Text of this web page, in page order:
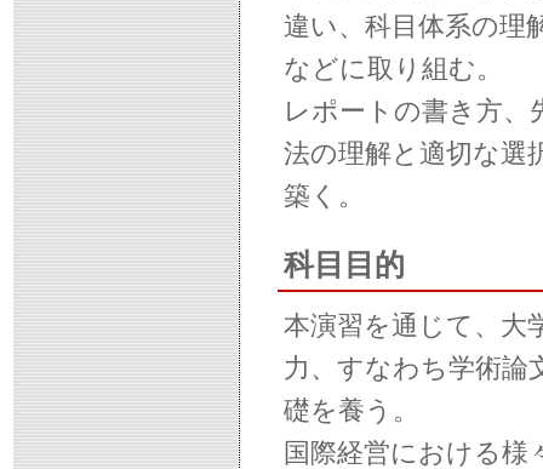
違い、科目体系の理
などに取り組む。
レポートの書き方、
法の理解と適切な選
築く。
科目目的
本演習を通じて、大
力、すなわち学術論
礎を養う。
国際経営における